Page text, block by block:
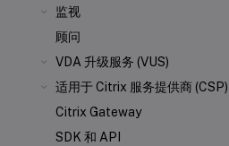
监视
顾问
VDA 升级服务 (VUS)
适用于 Citrix 服务提供商 (CSP)
Citrix Gateway
SDK 和 API